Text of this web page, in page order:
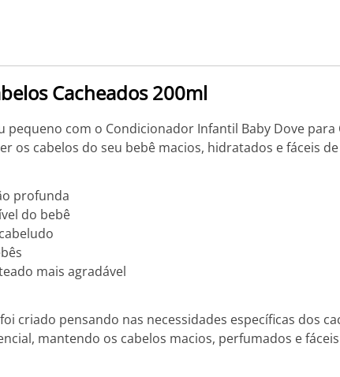
Cacheados 200ml
com o Condicionador Infantil Baby Dove para
os cabelos do seu bebê macios, hidratados e fáceis
profunda
do bebê
mais agradável
criado pensando nas necessidades específicas dos
mantendo os cabelos macios, perfumados e